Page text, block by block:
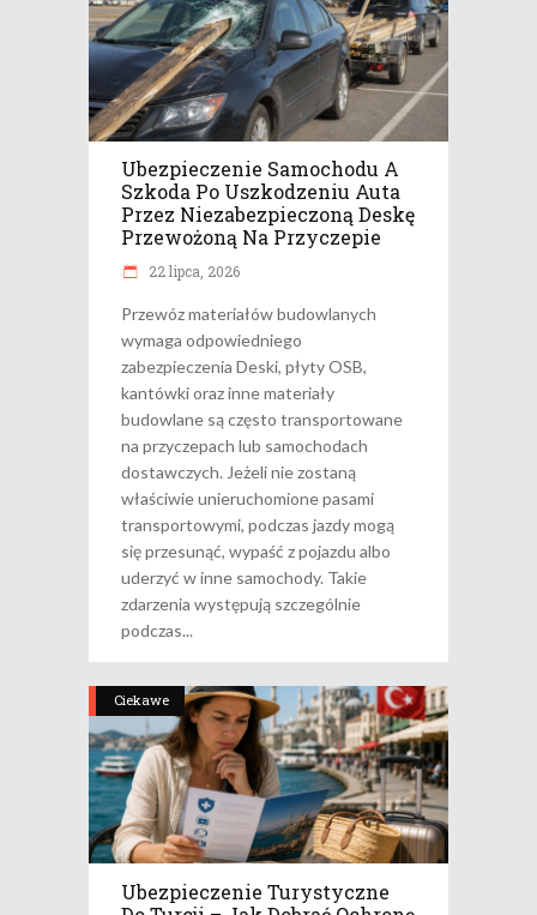
Ubezpieczenie Samochodu A
Szkoda Po Uszkodzeniu Auta
Przez Niezabezpieczoną Deskę
Przewożoną Na Przyczepie
22 lipca, 2026
Przewóz materiałów budowlanych
wymaga odpowiedniego
zabezpieczenia Deski, płyty OSB,
kantówki oraz inne materiały
budowlane są często transportowane
na przyczepach lub samochodach
dostawczych. Jeżeli nie zostaną
właściwie unieruchomione pasami
transportowymi, podczas jazdy mogą
się przesunąć, wypaść z pojazdu albo
uderzyć w inne samochody. Takie
zdarzenia występują szczególnie
podczas
Ciekawe
Ubezpieczenie Turystyczne